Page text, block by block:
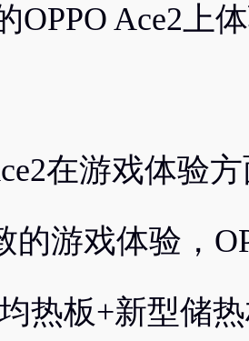
OPPO Ace2上
在游戏体验
的游戏体验，
热板+新型储